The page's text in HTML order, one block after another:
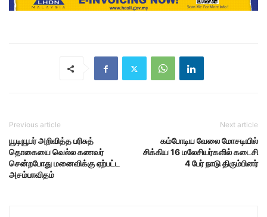
Previous article
யூடியூபர் அறிவித்த பரிசுத்
தொகையை வெல்ல கணவர்
சென்றபோது மனைவிக்கு ஏற்பட்ட
அசம்பாவிதம்
Next article
கம்போடிய வேலை மோசடியில்
சிக்கிய 16 மலேசியர்களில் கடைசி
4 பேர் நாடு திரும்பினர்